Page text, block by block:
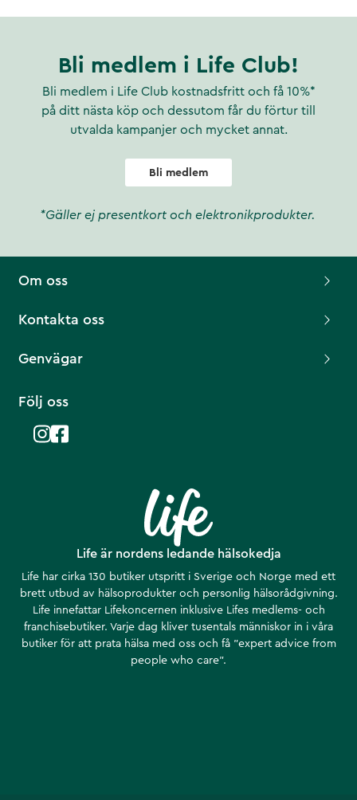
Bli medlem i Life Club!
Bli medlem i Life Club kostnadsfritt och få 10%*
på ditt nästa köp och dessutom får du förtur till
utvalda kampanjer och mycket annat.
Bli medlem
*Gäller ej presentkort och elektronikprodukter.
Life är nordens ledande hälsokedja
Life har cirka 130 butiker utspritt i Sverige och Norge med ett
brett utbud av hälsoprodukter och personlig hälsorådgivning.
Life innefattar Lifekoncernen inklusive Lifes medlems- och
franchisebutiker. Varje dag kliver tusentals människor in i våra
butiker för att prata hälsa med oss och få ”expert advice from
people who care”.
Om oss
Kontakta oss
Genvägar
Följ oss